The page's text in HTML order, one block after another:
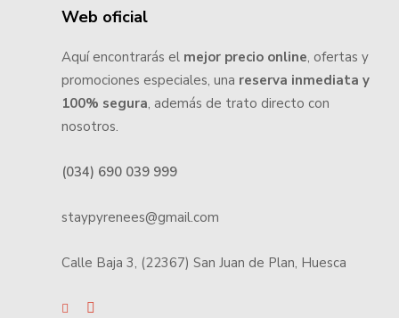
Web oficial
Aquí encontrarás el mejor precio online, ofertas y
promociones especiales, una reserva inmediata y
100% segura, además de trato directo con
nosotros.
(034) 690 039 999
staypyrenees@gmail.com
Calle Baja 3, (22367) San Juan de Plan, Huesca